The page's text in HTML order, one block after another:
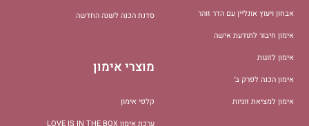
אבחון ויעוץ אונליין עם הדר זוהר
אימון חיבור לתודעת אישה
אימון לזוגות
אימון הכנה לפרק ב׳
אימון למציאת זוגיות
סדנת הכנה לשנה החדשה
מוצרי אימון
קלפי אימון
ערכת אימון LOVE IS IN THE BOX